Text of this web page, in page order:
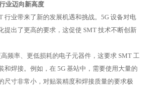
业迈向新高度
行业带来了新的发展机遇和挑战。5G 设备对电
提出了更高的要求，这促使 SMT 技术不断创新
频率、更低损耗的电子元器件，这要求 SMT 工
和焊接。例如，在 5G 基站中，需要使用大量的
尺寸非常小，对贴装精度和焊接质量的要求极